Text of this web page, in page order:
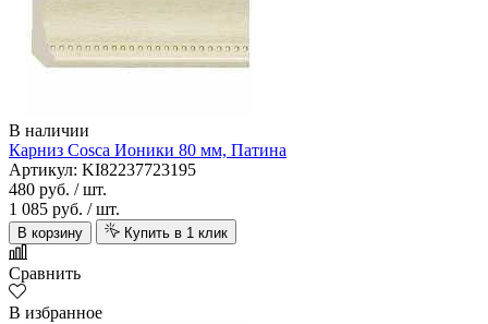
В наличии
Карниз Cosca Ионики 80 мм, Патина
Артикул: KI82237723195
480 руб. / шт.
1 085 руб. / шт.
В корзину Купить в 1 клик
Сравнить
В избранное